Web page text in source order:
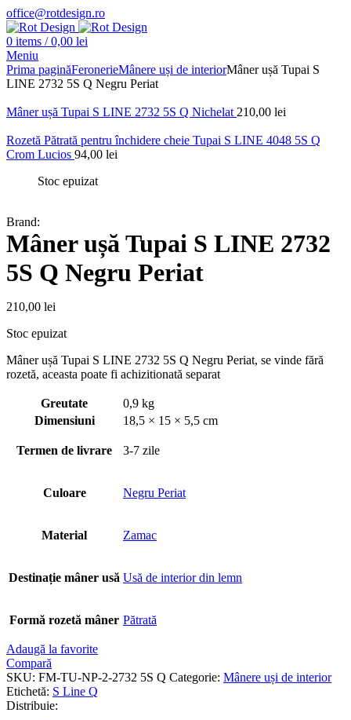
office@rotdesign.ro
0 items / 0,00 lei
Meniu
Prima paginăFeronerieMânere uși de interiorMâner ușă Tupai S
LINE 2732 5S Q Negru Periat
Mâner ușă Tupai S LINE 2732 5S Q Nichelat 210,00 lei
Rozetă Pătrată pentru închidere cheie Tupai S LINE 4048 5S Q
Crom Lucios 94,00 lei
Stoc epuizat
Brand:
Mâner ușă Tupai S LINE 2732
5S Q Negru Periat
210,00 lei
Stoc epuizat
Mâner ușă Tupai S LINE 2732 5S Q Negru Periat, se vinde fără
rozetă, aceasta poate fi achizitionată separat
Greutate
0,9 kg
Dimensiuni
18,5 × 15 × 5,5 cm
Termen de livrare 3-7 zile
Culoare Negru Periat
Material Zamac
Destinație mâner usă Usă de interior din lemn
Formă rozetă mâner Pătrată
Adaugă la favorite
Compară
SKU: FM-TU-NP-2-2732 5S Q Categorie: Mânere uși de interior
Etichetă: S Line Q
Distribuie: